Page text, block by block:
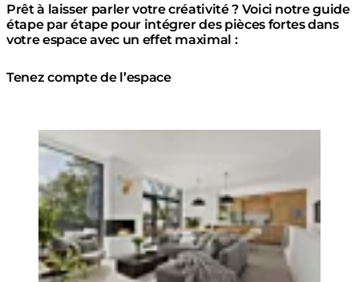
Prêt à laisser parler votre créativité ? Voici notre guide
étape par étape pour intégrer des pièces fortes dans
votre espace avec un effet maximal :
Tenez compte de l’espace
Loading image...